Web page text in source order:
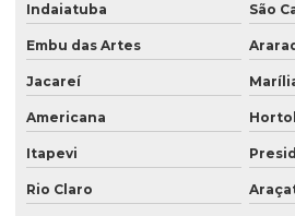
Saco laminado com bico
Saco laminado para café
Saco para pipoca
Saco plástico com alça laminado
Saco plástico com bico
Indaiatuba São
Embu das Artes
Jacareí
Americana
Itapevi
Rio Claro